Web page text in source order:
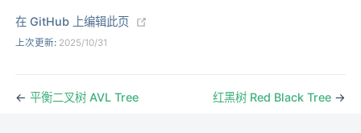
在 GitHub 上编辑此页
上次更新: 2025/10/31
←平衡二叉树 AVL Tree 红黑树 Red Black Tree →